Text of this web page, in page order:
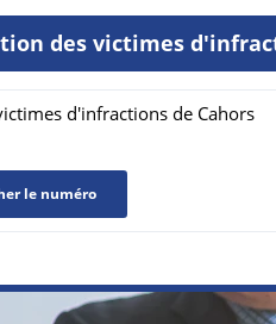
des victimes
d'infractions de Cahors
le numéro